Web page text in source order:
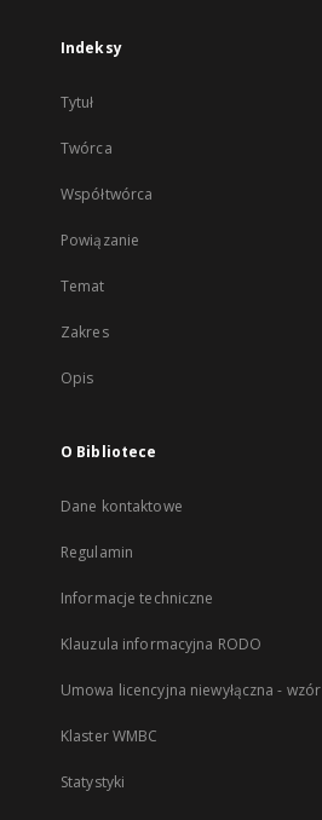
Indeksy
Tytuł
Twórca
Współtwórca
Powiązanie
Temat
Zakres
Opis
O Bibliotece
Dane kontaktowe
Regulamin
Informacje techniczne
Klauzula informacyjna RODO
Umowa licencyjna niewyłączna - wzór
Klaster WMBC
Statystyki